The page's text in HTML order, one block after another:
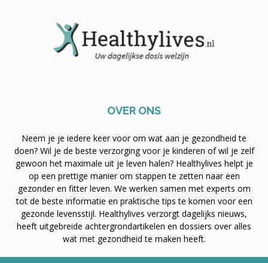
OVER ONS
Neem je je iedere keer voor om wat aan je gezondheid te
doen? Wil je de beste verzorging voor je kinderen of wil je zelf
gewoon het maximale uit je leven halen? Healthylives helpt je
op een prettige manier om stappen te zetten naar een
gezonder en fitter leven. We werken samen met experts om
tot de beste informatie en praktische tips te komen voor een
gezonde levensstijl. Healthylives verzorgt dagelijks nieuws,
heeft uitgebreide achtergrondartikelen en dossiers over alles
wat met gezondheid te maken heeft.